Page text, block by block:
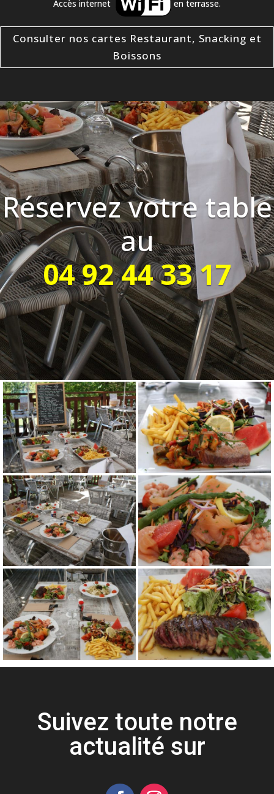
Accès internet en terrasse.
Consulter nos cartes Restaurant, Snacking et
Boissons
Réservez votre table
au
04 92 44 33 17
Suivez toute notre
actualité sur